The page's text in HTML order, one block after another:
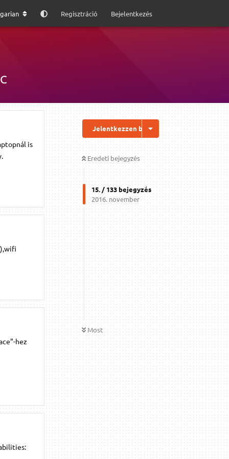
Regisztráció Bejelentkezés
Jelentkezzen be a válaszhoz
Eredeti bejegyzés
15. / 133 bejegyzés
2016. november
Most
is
hez